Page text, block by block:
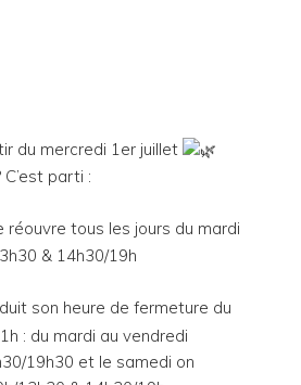
du mercredi 1er juillet
parti :
réouvre tous les jours du mardi
& 14h30/19h
son heure de fermeture du
: du mardi au vendredi
19h30 et le samedi on